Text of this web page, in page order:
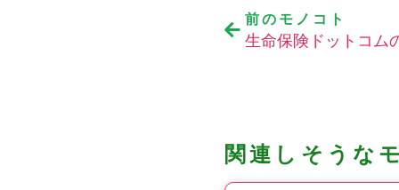
前のモノコト
生命保険ドットコム
関連しそうな